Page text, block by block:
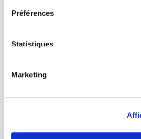
Préférences
Statistiques
Marketing
FOREIGN RIGHTS
CONDITIONS GÉNÉRALES
À paraître